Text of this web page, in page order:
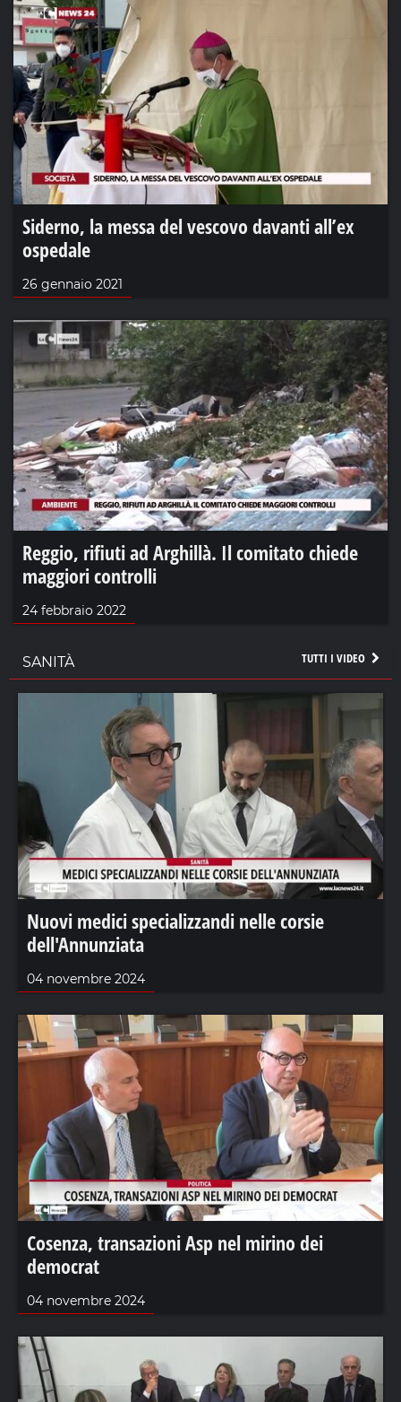
Siderno, la messa del vescovo davanti all’ex
ospedale
26 gennaio 2021
Reggio, rifiuti ad Arghillà. Il comitato chiede
maggiori controlli
24 febbraio 2022
TUTTI I VIDEO
SANITÀ
Nuovi medici specializzandi nelle corsie
dell'Annunziata
04 novembre 2024
Cosenza, transazioni Asp nel mirino dei
democrat
04 novembre 2024